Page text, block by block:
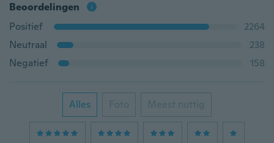
Beoordelingen
Positief
2264
Neutraal
238
Negatief
158
Alles Foto Meest nuttig